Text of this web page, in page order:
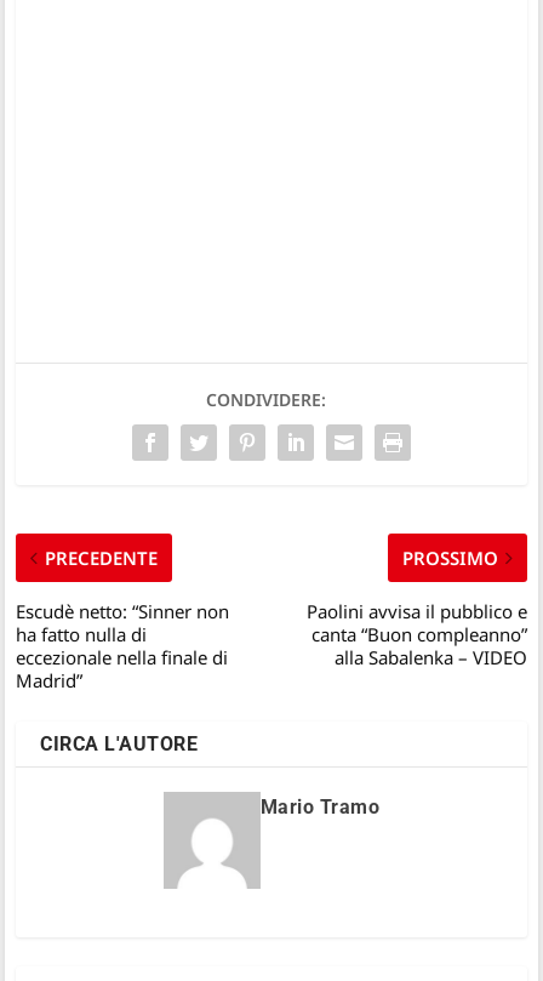
CONDIVIDERE:
PRECEDENTE
Escudè netto: “Sinner non
ha fatto nulla di
eccezionale nella finale di
Madrid”
PROSSIMO
Paolini avvisa il pubblico e
canta “Buon compleanno”
alla Sabalenka – VIDEO
CIRCA L'AUTORE
Mario Tramo